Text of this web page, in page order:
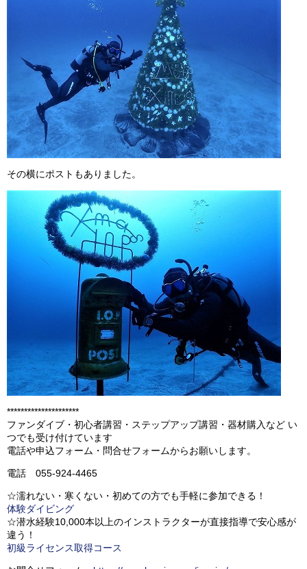
その横にポストもありました。
*********************
ファンダイブ・初心者講習・ステップアップ講習・器材購入など い
つでも受け付けています
電話や申込フォーム・問合せフォームからお願いします。
電話 055-924-4465
☆濡れない・寒くない・初めての方でも手軽に参加できる！
体験ダイビング
☆潜水経験10,000本以上のインストラクターが直接指導で安心感が
違う！
初級ライセンス取得コース